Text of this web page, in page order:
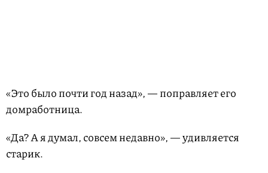
«Это было почти год назад», — поправляет его
домработница.
«Да? А я думал, совсем недавно», — удивляется
старик.